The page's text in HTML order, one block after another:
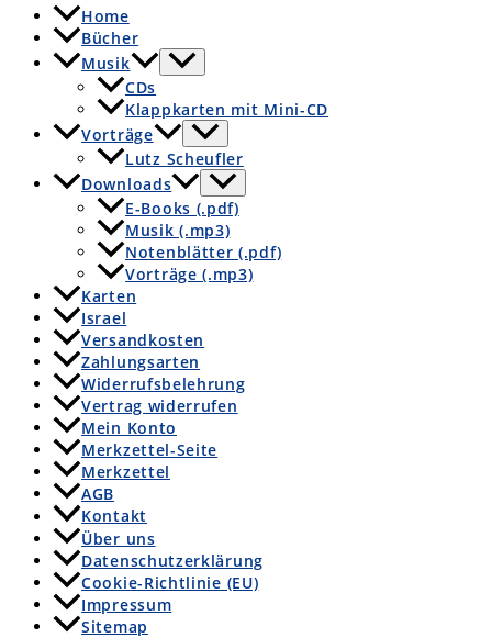
Home
Bücher
Musik
CDs
Klappkarten mit Mini-CD
Vorträge
Lutz Scheufler
Downloads
E-Books (.pdf)
Musik (.mp3)
Notenblätter (.pdf)
Vorträge (.mp3)
Karten
Israel
Versandkosten
Zahlungsarten
Widerrufsbelehrung
Vertrag widerrufen
Mein Konto
Merkzettel-Seite
Merkzettel
AGB
Kontakt
Über uns
Datenschutzerklärung
Cookie-Richtlinie (EU)
Impressum
Sitemap